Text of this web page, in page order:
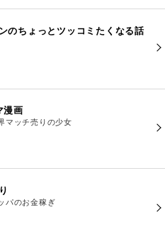
のちょっとツッコミたくなる話
漫画
マッチ売りの少女
パのお金稼ぎ